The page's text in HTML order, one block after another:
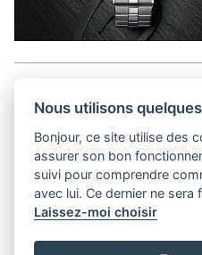
Nous utilisons
Bonjour, ce site utilise des
assurer son bon
suivi pour comprendre
avec lui. Ce dernier ne
Laissez-moi choisir